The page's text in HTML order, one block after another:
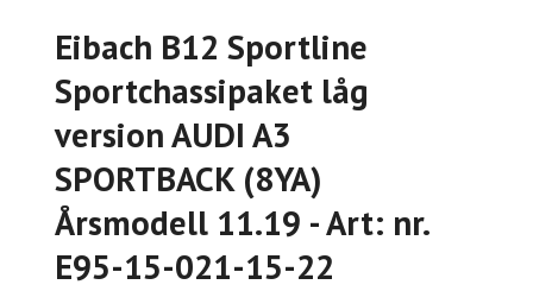
Eibach B12 Sportline
Sportchassipaket låg
version AUDI A3
SPORTBACK (8YA)
Årsmodell 11.19 - Art: nr.
E95-15-021-15-22